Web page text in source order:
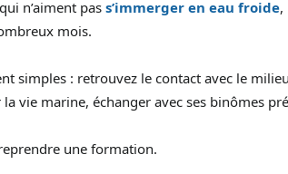
n’aiment pas s’immerger en eau froide,
mois.
simples : retrouvez le contact avec le
vie marine, échanger avec ses binômes
une formation.